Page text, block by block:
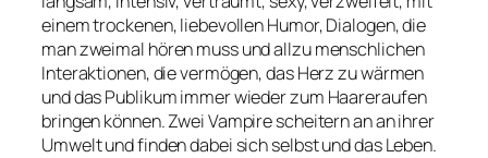
einem trockenen, liebevollen Humor, Dialogen, die
man zweimal hören muss und allzu menschlichen
Interaktionen, die vermögen, das Herz zu wärmen
und das Publikum immer wieder zum Haareraufen
bringen können. Zwei Vampire scheitern an an ihrer
Umwelt und finden dabei sich selbst und das Leben.